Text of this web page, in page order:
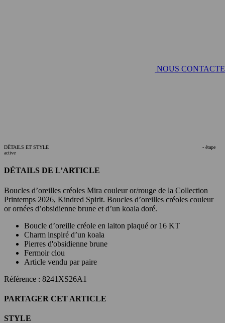
NOUS
DÉTAILS ET STYLE
- étape
active
DÉTAILS DE L’ARTICLE
Boucles d’oreilles créoles Mira couleur or/rouge de la Collection
Printemps 2026, Kindred Spirit. Boucles d’oreilles créoles couleur
or ornées d’obsidienne brune et d’un koala doré.
Boucle d’oreille créole en laiton plaqué or 16 KT
Charm inspiré d’un koala
Pierres d'obsidienne brune
Fermoir clou
Article vendu par paire
Référence : 8241XS26A1
PARTAGER CET ARTICLE
STYLE